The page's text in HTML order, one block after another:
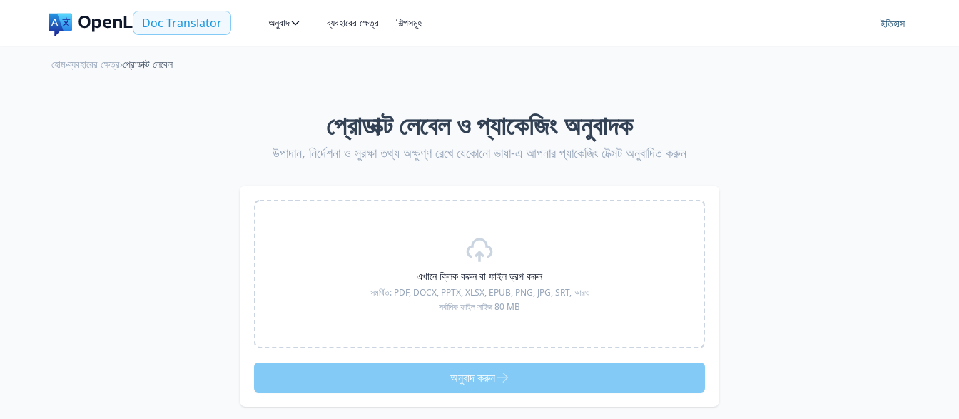
Doc Translator অনুবাদ ব্যবহারের ক্ষেত্র শিল্পসমূহ ইতিহাস
হোম›ব্যবহারের ক্ষেত্র›প্রোডাক্ট লেবেল
প্রোডাক্ট লেবেল ও প্যাকেজিং অনুবাদক
উপাদান, নির্দেশনা ও সুরক্ষা তথ্য অক্ষুণ্ণ রেখে যেকোনো ভাষা-এ আপনার প্যাকেজিং টেক্সট অনুবাদিত করুন
এখানে ক্লিক করুন বা ফাইল ড্রপ করুন
সমর্থিত: PDF, DOCX, PPTX, XLSX, EPUB, PNG, JPG, SRT, আরও
সর্বাধিক ফাইল সাইজ 80 MB
অনুবাদ করুন